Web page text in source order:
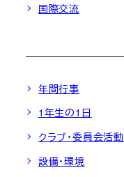
国際交流
年間行事
1年生の1日
クラブ・委員会活動
設備・環境